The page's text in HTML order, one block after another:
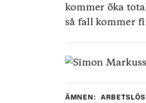
kommer öka
så fall kommer
ÄMNEN: